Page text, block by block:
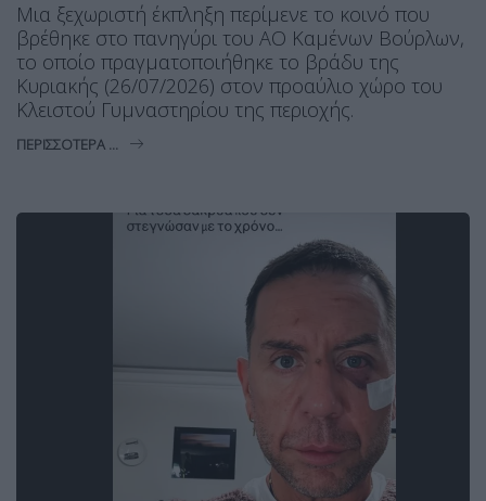
Μια ξεχωριστή έκπληξη περίμενε το κοινό που
βρέθηκε στο πανηγύρι του ΑΟ Καμένων Βούρλων,
το οποίο πραγματοποιήθηκε το βράδυ της
Κυριακής (26/07/2026) στον προαύλιο χώρο του
Κλειστού Γυμναστηρίου της περιοχής.
ΠΕΡΙΣΣΌΤΕΡΑ ...